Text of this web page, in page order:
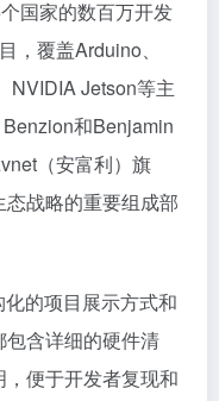
国家的数百万开发
，覆盖Arduino、
NVIDIA Jetson等主
和Benjamin
（安富利）旗
战略的重要组成部
的项目展示方式和
含详细的硬件清
便于开发者复现和